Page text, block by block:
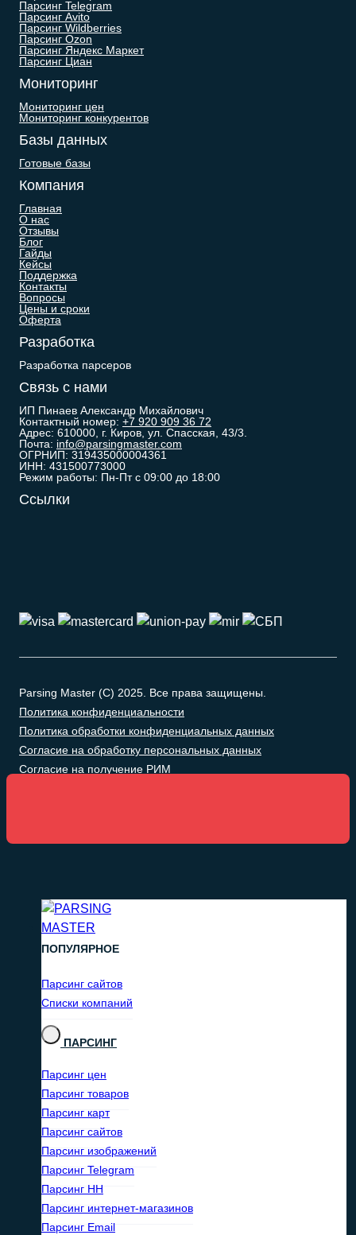
Парсинг Telegram
Парсинг Avito
Парсинг Wildberries
Парсинг Ozon
Парсинг Яндекс Маркет
Парсинг Циан
Мониторинг
Мониторинг цен
Мониторинг конкурентов
Базы данных
Готовые базы
Компания
Главная
О нас
Отзывы
Блог
Гайды
Кейсы
Поддержка
Контакты
Вопросы
Цены и сроки
Оферта
Разработка
Разработка парсеров
Связь с нами
ИП Пинаев Александр Михайлович
Контактный номер: +7 920 909 36 72
Адрес: 610000, г. Киров, ул. Спасская, 43/3.
Почта: info@parsingmaster.com
ОГРНИП: 319435000004361
ИНН: 431500773000
Режим работы: Пн-Пт с 09:00 до 18:00
Ссылки
Parsing Master (C) 2025. Все права защищены.
Политика конфиденциальности
Политика обработки конфиденциальных данных
Согласие на обработку персональных данных
Согласие на получение РИМ
ПОПУЛЯРНОЕ
Парсинг сайтов
Списки компаний
ПАРСИНГ
Парсинг цен
Парсинг товаров
Парсинг карт
Парсинг сайтов
Парсинг изображений
Парсинг Telegram
Парсинг HH
Парсинг интернет-магазинов
Парсинг Email